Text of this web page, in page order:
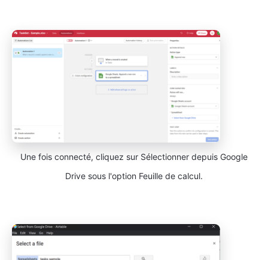
Une fois connecté, cliquez sur Sélectionner depuis Google
Drive sous l'option Feuille de calcul.